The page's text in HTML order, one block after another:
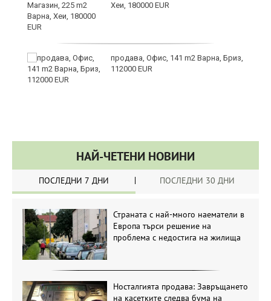
Хеи, 180000 EUR
продава, Офис, 141 m2 Варна, Бриз,
112000 EUR
НАЙ-ЧЕТЕНИ НОВИНИ
ПОСЛЕДНИ 7 ДНИ ПОСЛЕДНИ 30 ДНИ
Страната с най-много наематели в
Европа търси решение на
проблема с недостига на жилища
Носталгията продава: Завръщането
на касетките следва бума на